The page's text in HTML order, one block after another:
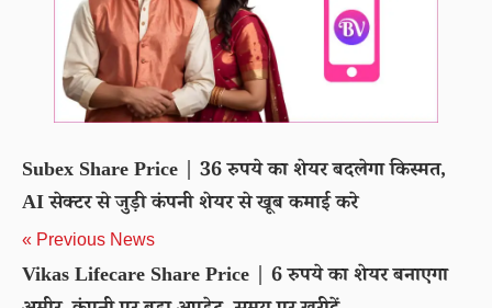
Subex Share Price | 36 रुपये का शेयर बदलेगा किस्मत,
AI सेक्टर से जुड़ी कंपनी शेयर से खूब कमाई करे
« Previous News
Vikas Lifecare Share Price | 6 रुपये का शेयर बनाएगा